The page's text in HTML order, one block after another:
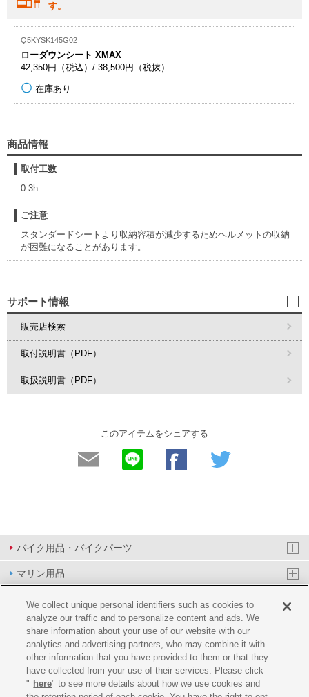
す。
Q5KYSK145G02
ローダウンシート XMAX
42,350円（税込）/ 38,500円（税抜）
在庫あり
商品情報
取付工数
0.3h
ご注意
スタンダードシートより収納容積が減少するためヘルメットの収納
が困難になることがあります。
サポート情報
販売店検索
取付説明書（PDF）
取扱説明書（PDF）
このアイテムをシェアする
バイク用品・バイクパーツ
マリン用品
PAS/YPJ用品
その他用品
イベント&エンターテイメント
オンラインショップ
We collect unique personal identifiers such as cookies to
analyze our traffic and to personalize content and ads. We
share information about your use of our website with our
analytics and advertising partners, who may combine it with
other information that you have provided to them or that they
have collected from your use of their services. Please click
" here" to see more details about how we use cookies and